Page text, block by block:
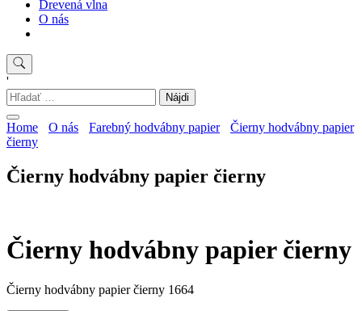
Drevená vlna
O nás
'
Hľadať:
Home O nás Farebný hodvábny papier
Čierny hodvábny papier
čierny
Čierny hodvábny papier čierny
Čierny hodvábny papier čierny
Čierny hodvábny papier čierny 1664